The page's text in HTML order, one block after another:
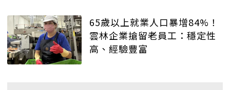
65歲以上就業人口暴增84%！
雲林企業搶留老員工：穩定性
高、經驗豐富